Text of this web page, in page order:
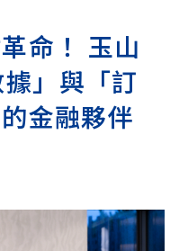
命！ 玉山
」與「訂
金融夥伴